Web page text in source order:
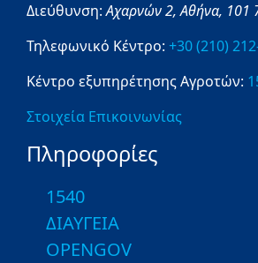
Διεύθυνση:Αχαρνών 2,Αθήνα, 101
Τηλεφωνικό Κέντρο: +30 (210)
Κέντρο εξυπηρέτησης Αγροτών:
Στοιχεία Επικοινωνίας
Πληροφορίες
1540
ΔΙΑΥΓΕΙΑ
OPENGOV